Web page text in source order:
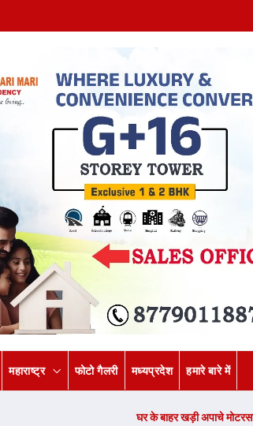
महाराष्ट्र फोटो गैलरी मध्यप्रदेश हमारे बारे में
घर के बाहर खड़ी अपाचे मोटरसाइकिल हुई चोरी,